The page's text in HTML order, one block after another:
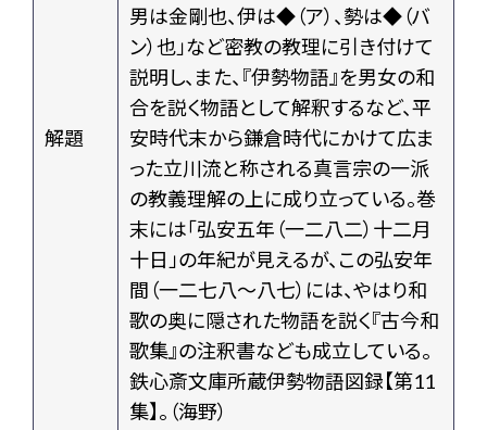
解題
男は金剛也、伊は◆（ア）、勢は◆（バ
ン）也」など密教の教理に引き付けて
説明し、また、『伊勢物語』を男女の和
合を説く物語として解釈するなど、平
安時代末から鎌倉時代にかけて広ま
った立川流と称される真言宗の一派
の教義理解の上に成り立っている。巻
末には「弘安五年（一二八二）十二月
十日」の年紀が見えるが、この弘安年
間（一二七八〜八七）には、やはり和
歌の奥に隠された物語を説く『古今和
歌集』の注釈書なども成立している。
鉄心斎文庫所蔵伊勢物語図録【第11
集】。（海野）